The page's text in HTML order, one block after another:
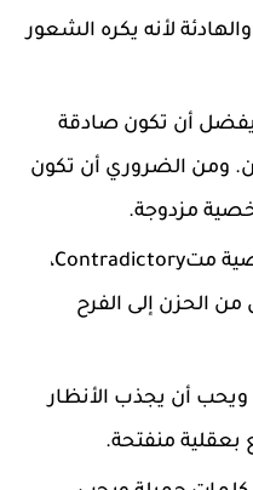
لأنه يكره الشعور
يفضل أن تكون صادقة
ومن الضروري أن تكون
مزدوجة.
يتمتع رجل الجوزاء بشخصية متContradictory،
من الحزن إلى الفرح
أن يجذب الأنظار
بعقلية منفتحة.